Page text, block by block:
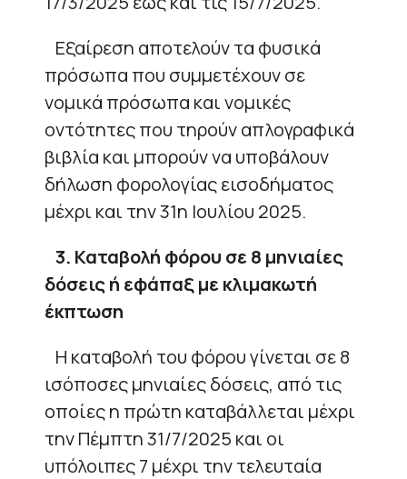
Εξαίρεση αποτελούν τα φυσικά
πρόσωπα που συμμετέχουν σε
νομικά πρόσωπα και νομικές
οντότητες που τηρούν απλογραφικά
βιβλία και μπορούν να υποβάλουν
δήλωση φορολογίας εισοδήματος
μέχρι και την 31η Ιουλίου 2025.
3. Καταβολή φόρου σε 8 μηνιαίες
δόσεις ή εφάπαξ με κλιμακωτή
έκπτωση
Η καταβολή του φόρου γίνεται σε 8
ισόποσες μηνιαίες δόσεις, από τις
οποίες η πρώτη καταβάλλεται μέχρι
την Πέμπτη 31/7/2025 και οι
υπόλοιπες 7 μέχρι την τελευταία